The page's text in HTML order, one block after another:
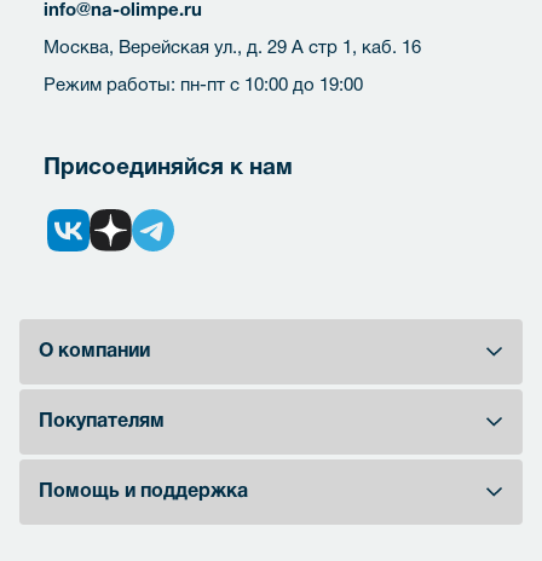
info@na-olimpe.ru
Москва, Верейская ул., д. 29 А стр 1, каб. 16
Режим работы: пн-пт с 10:00 до 19:00
Присоединяйся к нам
О компании
Покупателям
Помощь и поддержка